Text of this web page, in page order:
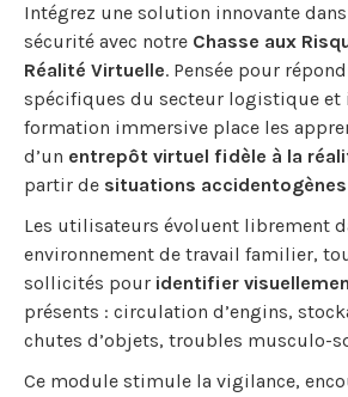
Intégrez une solution innovante
sécurité avec notre Chasse aux
Réalité Virtuelle. Pensée pour
spécifiques du secteur logistique
formation immersive place les
d’un entrepôt virtuel fidèle à la
partir de situations
Les utilisateurs évoluent librement
environnement de travail familier,
sollicités pour identifier
présents : circulation d’engins,
chutes d’objets, troubles musculo-
Ce module stimule la vigilance,